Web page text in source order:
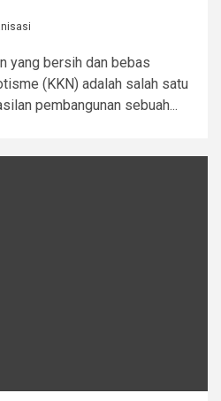
yang bersih dan bebas
(KKN) adalah salah satu
pembangunan sebuah...